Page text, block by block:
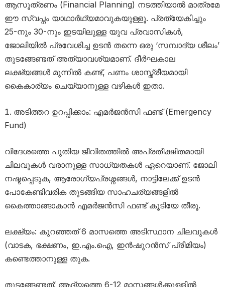
ആസൂത്രണം (Financial Planning) നടത്തിയാൽ മാത്രമേ
ഈ സ്വപ്നം യാഥാർഥ്യമാവുകയുള്ളൂ. പ്രത്യേകിച്ചും
25-നും 30-നും ഇടയിലുള്ള യുവ പ്രവാസികൾ,
ജോലിയിൽ പ്രവേശിച്ച ഉടൻ തന്നെ ഒരു ‘സമ്പാദ്യ ശീലം’
തുടങ്ങേണ്ടത് അത്യാവശ്യമാണ്. ദീർഘകാല
ലക്ഷ്യങ്ങൾ മുന്നിൽ കണ്ട്, പണം ശാസ്ത്രീയമായി
കൈകാര്യം ചെയ്യാനുള്ള വഴികൾ ഇതാ.
അടിത്തറ ഉറപ്പിക്കാം: എമർജൻസി ഫണ്ട് (Emergency
Fund)
വിദേശത്തെ പുതിയ ജീവിതത്തിൽ അപ്രതീക്ഷിതമായി
ചിലവുകൾ വരാനുള്ള സാധ്യതകൾ ഏറെയാണ്. ജോലി
നഷ്ടപ്പെടുക, ആരോഗ്യപ്രശ്നങ്ങൾ, നാട്ടിലേക്ക് ഉടൻ
പോകേണ്ടിവരിക തുടങ്ങിയ സാഹചര്യങ്ങളിൽ
കൈത്താങ്ങാകാൻ എമർജൻസി ഫണ്ട് കൂടിയേ തീരൂ.
ലക്ഷ്യം: കുറഞ്ഞത് 6 മാസത്തെ അടിസ്ഥാന ചിലവുകൾ
(വാടക, ഭക്ഷണം, ഇ.എം.ഐ, ഇൻഷുറൻസ് പ്രീമിയം)
കണ്ടെത്താനുള്ള തുക.
തുടങ്ങേണ്ടത്: ആദ്യത്തെ 6-12 മാസങ്ങൾക്കുള്ളിൽ